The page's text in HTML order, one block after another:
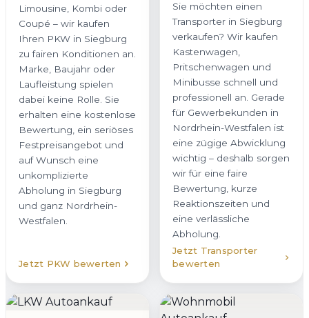
Limousine, Kombi oder
Coupé – wir kaufen
Ihren PKW in Siegburg
zu fairen Konditionen an.
Marke, Baujahr oder
Laufleistung spielen
dabei keine Rolle. Sie
erhalten eine kostenlose
Bewertung, ein seriöses
Festpreisangebot und
auf Wunsch eine
unkomplizierte
Abholung in Siegburg
und ganz Nordrhein-
Westfalen.
Jetzt PKW bewerten
Sie möchten einen
Transporter in Siegburg
verkaufen? Wir kaufen
Kastenwagen,
Pritschenwagen und
Minibusse schnell und
professionell an. Gerade
für Gewerbekunden in
Nordrhein-Westfalen ist
eine zügige Abwicklung
wichtig – deshalb sorgen
wir für eine faire
Bewertung, kurze
Reaktionszeiten und
eine verlässliche
Abholung.
Jetzt Transporter
bewerten